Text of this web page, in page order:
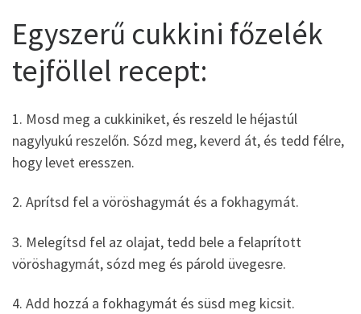
Egyszerű cukkini főzelék
tejföllel recept:
1. Mosd meg a cukkiniket, és reszeld le héjastúl
nagylyukú reszelőn. Sózd meg, keverd át, és tedd félre,
hogy levet eresszen.
2. Aprítsd fel a vöröshagymát és a fokhagymát.
3. Melegítsd fel az olajat, tedd bele a felaprított
vöröshagymát, sózd meg és párold üvegesre.
4. Add hozzá a fokhagymát és süsd meg kicsit.